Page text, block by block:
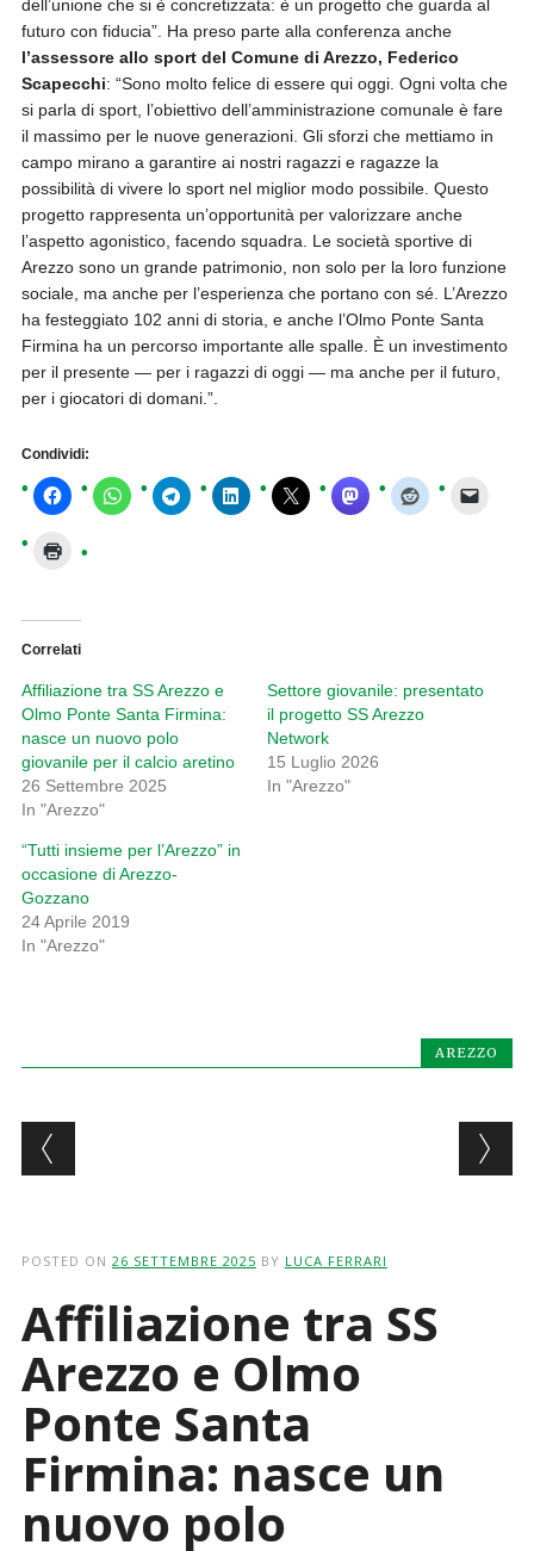
dell’unione che si è concretizzata: è un progetto che guarda al
futuro con fiducia”. Ha preso parte alla conferenza anche
l’assessore allo sport del Comune di Arezzo, Federico
Scapecchi: “Sono molto felice di essere qui oggi. Ogni volta che
si parla di sport, l’obiettivo dell’amministrazione comunale è fare
il massimo per le nuove generazioni. Gli sforzi che mettiamo in
campo mirano a garantire ai nostri ragazzi e ragazze la
possibilità di vivere lo sport nel miglior modo possibile. Questo
progetto rappresenta un’opportunità per valorizzare anche
l’aspetto agonistico, facendo squadra. Le società sportive di
Arezzo sono un grande patrimonio, non solo per la loro funzione
sociale, ma anche per l’esperienza che portano con sé. L’Arezzo
ha festeggiato 102 anni di storia, e anche l’Olmo Ponte Santa
Firmina ha un percorso importante alle spalle. È un investimento
per il presente — per i ragazzi di oggi — ma anche per il futuro,
per i giocatori di domani.”.
Condividi:
Correlati
Affiliazione tra SS Arezzo e
Olmo Ponte Santa Firmina:
nasce un nuovo polo
giovanile per il calcio aretino
26 Settembre 2025
In "Arezzo"
Settore giovanile: presentato
il progetto SS Arezzo
Network
15 Luglio 2026
In "Arezzo"
“Tutti insieme per l’Arezzo” in
occasione di Arezzo-
Gozzano
24 Aprile 2019
In "Arezzo"
AREZZO
Post navigation
POSTED ON 26 SETTEMBRE 2025 BY LUCA FERRARI
Affiliazione tra SS
Arezzo e Olmo
Ponte Santa
Firmina: nasce un
nuovo polo